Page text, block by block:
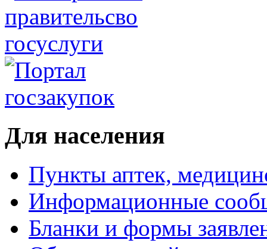
Для населения
Пункты аптек,
Информационные
Бланки и формы